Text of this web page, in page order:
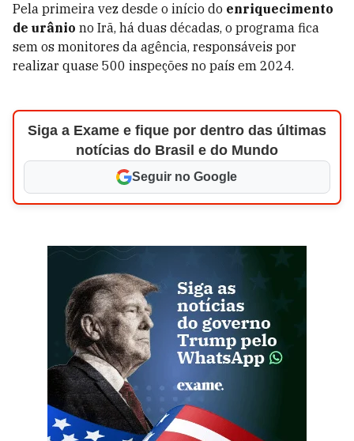
Pela primeira vez desde o início do enriquecimento
de urânio no Irã, há duas décadas, o programa fica
sem os monitores da agência, responsáveis por
realizar quase 500 inspeções no país em 2024.
Siga a Exame e fique por dentro das últimas
notícias do Brasil e do Mundo
Seguir no Google